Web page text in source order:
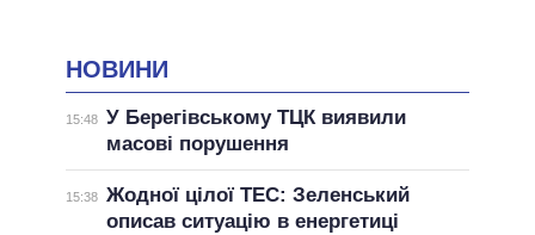
НОВИНИ
15:48 У Берегівському ТЦК виявили
масові порушення
15:38 Жодної цілої ТЕС: Зеленський
описав ситуацію в енергетиці